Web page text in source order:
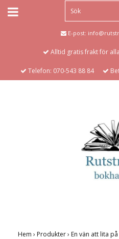
E-post:
Alltid gratis frakt för
Telefon: 070-543 88 84
Hem › Produkter› En vän att lita på